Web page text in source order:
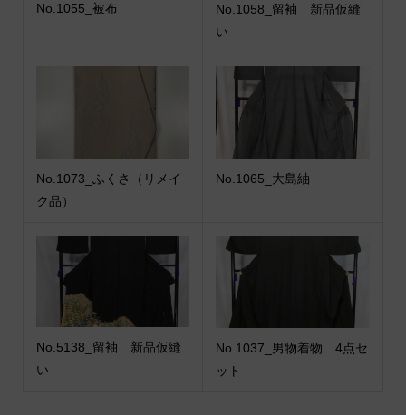
No.1055_被布
No.1058_留袖 新品仮縫
い
No.1073_ふくさ（リメイ
ク品）
No.1065_大島紬
No.5138_留袖 新品仮縫
い
No.1037_男物着物 4点セ
ット